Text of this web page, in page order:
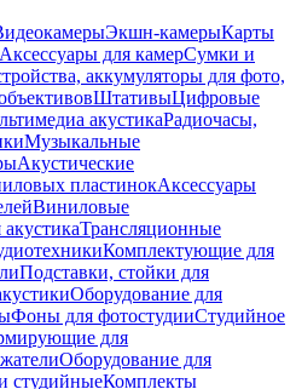
Экшн-камерыКарты
Аксессуары для камерСумки и
аккумуляторы для фото,
ШтативыЦифровые
акустикаРадиочасы,
Музыкальные
Акустические
пластинокАксессуары
Виниловые
Трансляционные
Комплектующие для
Подставки, стойки для
Оборудование для
Фоны для фотостудииСтудийное
для
Оборудование для
студийныеКомплекты